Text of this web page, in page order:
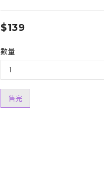
$139
數量
售完